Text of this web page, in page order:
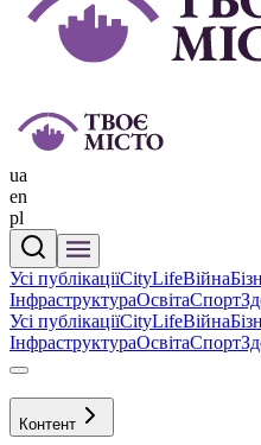
ua
en
pl
Усі публікаціїCityLifeВійна
ІнфраструктураОсвітаСпорт
Усі публікаціїCityLifeВійна
ІнфраструктураОсвітаСпорт
Контент